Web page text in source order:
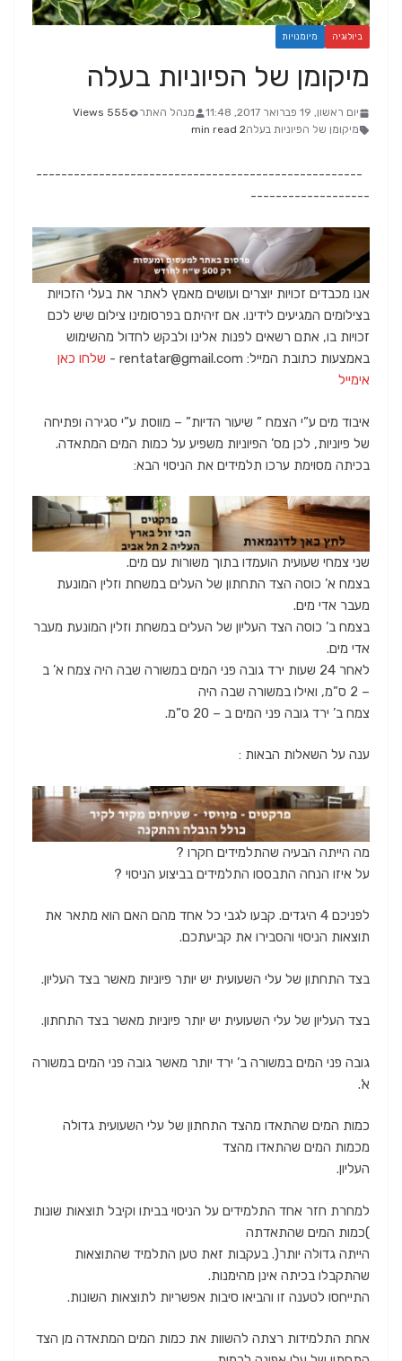
ביולוגיה מיומנויות
מיקומן של הפיוניות בעלה
יום ראשון, 19 פברואר 2017, 11:48 מנהל האתר
555 Views
מיקומן של הפיוניות בעלה2 min read
----------------------------------------------------
-------------------
אנו מכבדים זכויות יוצרים ועושים מאמץ לאתר את בעלי הזכויות
בצילומים המגיעים לידינו. אם זיהיתם בפרסומינו צילום שיש לכם
זכויות בו, אתם רשאים לפנות אלינו ולבקש לחדול מהשימוש
באמצעות כתובת המייל: rentatar@gmail.com -
שלחו כאן
אימייל
איבוד מים ע”י הצמח ” שיעור הדיות” – מווסת ע”י סגירה ופתיחה
של פיוניות, לכן מס’ הפיוניות משפיע על כמות המים המתאדה.
בכיתה מסוימת ערכו תלמידים את הניסוי הבא:
שני צמחי שעועית הועמדו בתוך משורות עם מים.
בצמח א’ כוסה הצד התחתון של העלים במשחת וזלין המונעת
מעבר אדי מים.
בצמח ב’ כוסה הצד העליון של העלים במשחת וזלין המונעת מעבר
אדי מים.
לאחר 24 שעות ירד גובה פני המים במשורה שבה היה צמח א’ ב
– 2 ס”מ, ואילו במשורה שבה היה
צמח ב’ ירד גובה פני המים ב – 20 ס”מ.
ענה על השאלות הבאות :
מה הייתה הבעיה שהתלמידים חקרו ?
על איזו הנחה התבססו התלמידים בביצוע הניסוי ?
לפניכם 4 היגדים. קבעו לגבי כל אחד מהם האם הוא מתאר את
תוצאות הניסוי והסבירו את קביעתכם.
בצד התחתון של עלי השעועית יש יותר פיוניות מאשר בצד העליון.
בצד העליון של עלי השעועית יש יותר פיוניות מאשר בצד התחתון.
גובה פני המים במשורה ב’ ירד יותר מאשר גובה פני המים במשורה
א’.
כמות המים שהתאדו מהצד התחתון של עלי השעועית גדולה
מכמות המים שהתאדו מהצד
העליון.
למחרת חזר אחד התלמידים על הניסוי בביתו וקיבל תוצאות שונות
)כמות המים שהתאדתה
הייתה גדולה יותר(. בעקבות זאת טען התלמיד שהתוצאות
שהתקבלו בכיתה אינן מהימנות.
התייחסו לטענה זו והביאו סיבות אפשריות לתוצאות השונות.
אחת התלמידות רצתה להשוות את כמות המים המתאדה מן הצד